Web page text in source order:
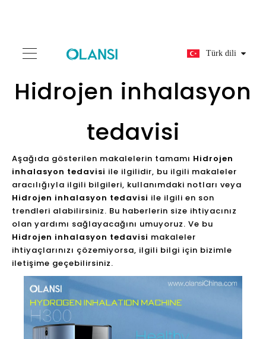
Türk dili
Hidrojen inhalasyon
tedavisi
Aşağıda gösterilen makalelerin tamamı Hidrojen
inhalasyon tedavisi ile ilgilidir, bu ilgili makaleler
aracılığıyla ilgili bilgileri, kullanımdaki notları veya
Hidrojen inhalasyon tedavisi ile ilgili en son
trendleri alabilirsiniz. Bu haberlerin size ihtiyacınız
olan yardımı sağlayacağını umuyoruz. Ve bu
Hidrojen inhalasyon tedavisi makaleler
ihtiyaçlarınızı çözemiyorsa, ilgili bilgi için bizimle
iletişime geçebilirsiniz.